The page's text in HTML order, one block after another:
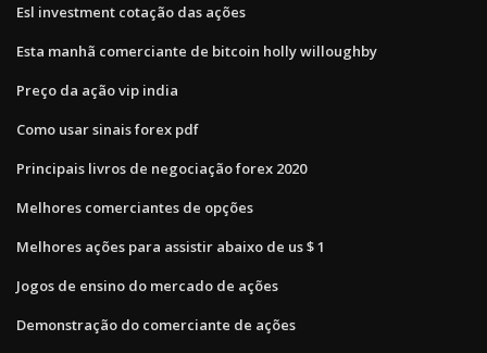
Esl investment cotação das ações
Esta manhã comerciante de bitcoin holly willoughby
Preço da ação vip india
Como usar sinais forex pdf
Principais livros de negociação forex 2020
Melhores comerciantes de opções
Melhores ações para assistir abaixo de us $ 1
Jogos de ensino do mercado de ações
Demonstração do comerciante de ações